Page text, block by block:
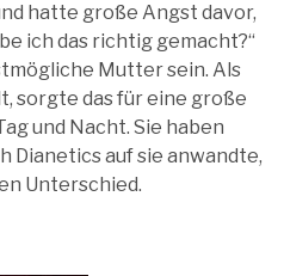
hatte große Angst davor,
ich das richtig gemacht?“
Mutter sein. Als
sorgte das für eine große
und Nacht. Sie haben
Dianetics auf sie anwandte,
Unterschied.